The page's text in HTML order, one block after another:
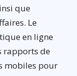
que
Le
en ligne
rapports de
mobiles pour